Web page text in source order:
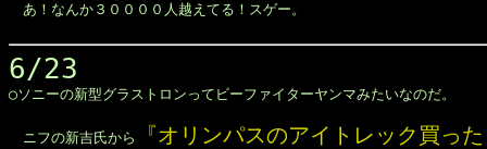
あ！なんか３００００人越えてる！スゲー。
6/23
◯ソニーの新型グラストロンってビーファイターヤンマみたいなのだ。
ニフの新吉氏から
『オリンパスのアイトレック買った